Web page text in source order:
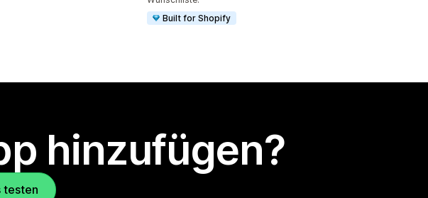
Built for Shopify
hinzufügen?
testen